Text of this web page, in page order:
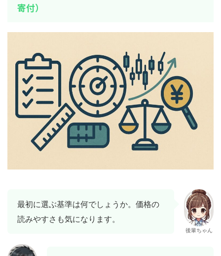
寄付）
最初に選ぶ基準は何でしょうか。価格の
読みやすさも気になります。
後輩ちゃん